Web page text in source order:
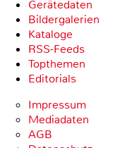
Gerätedaten
Bildergalerien
Kataloge
RSS-Feeds
Topthemen
Editorials
Impressum
Mediadaten
AGB